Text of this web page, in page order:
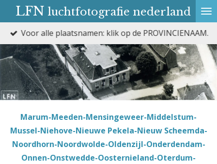
direct
naar
hoofdinhoud
LFN luchtfotografie nederland
Laatste wijziging: 6 augustus 2026
Marum-Meeden-Mensingeweer-Middelstum-
Mussel-Niehove-Nieuwe Pekela-Nieuw Scheemda-
Noordhorn-Noordwolde-Oldenzijl-Onderdendam-
Onnen-Onstwedde-Oosternieland-Oterdum-